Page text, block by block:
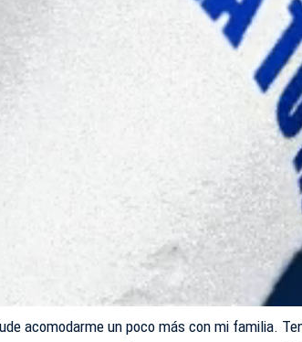
acomodarme un poco más con mi familia.